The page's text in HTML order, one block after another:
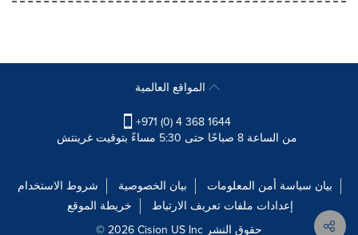
+971 (0) 4 368 1644
من الساعة 8 صباحًا حتى 5:30 مساءً بتوقيت غرينتش
شروط الاستخدام بيان الخصوصية
بيان سياسة أمن المعلومات
خريطة الموقع
إعدادات ملفات تعريف الارتباط
© 2026 Cision US Inc حقوق النشر